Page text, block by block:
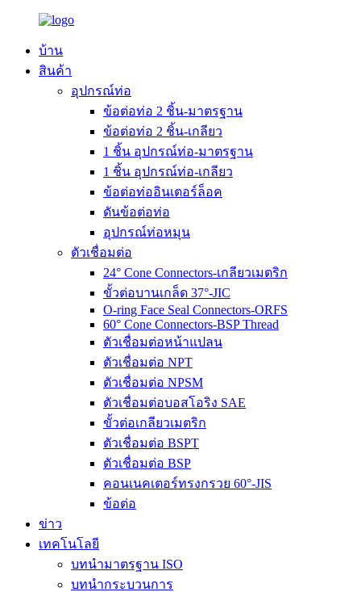
บ้าน
สินค้า
อุปกรณ์ท่อ
ข้อต่อท่อ 2 ชิ้น-มาตรฐาน
ข้อต่อท่อ 2 ชิ้น-เกลียว
1 ชิ้น อุปกรณ์ท่อ-มาตรฐาน
1 ชิ้น อุปกรณ์ท่อ-เกลียว
ข้อต่อท่ออินเตอร์ล็อค
ดันข้อต่อท่อ
อุปกรณ์ท่อหมุน
ตัวเชื่อมต่อ
24° Cone Connectors-เกลียวเมตริก
ขั้วต่อบานเกล็ด 37°-JIC
O-ring Face Seal Connectors-ORFS
60° Cone Connectors-BSP Thread
ตัวเชื่อมต่อหน้าแปลน
ตัวเชื่อมต่อ NPT
ตัวเชื่อมต่อ NPSM
ตัวเชื่อมต่อบอสโอริง SAE
ขั้วต่อเกลียวเมตริก
ตัวเชื่อมต่อ BSPT
ตัวเชื่อมต่อ BSP
คอนเนคเตอร์ทรงกรวย 60°-JIS
ข้อต่อ
ข่าว
เทคโนโลยี
บทนำมาตรฐาน ISO
บทนำกระบวนการ